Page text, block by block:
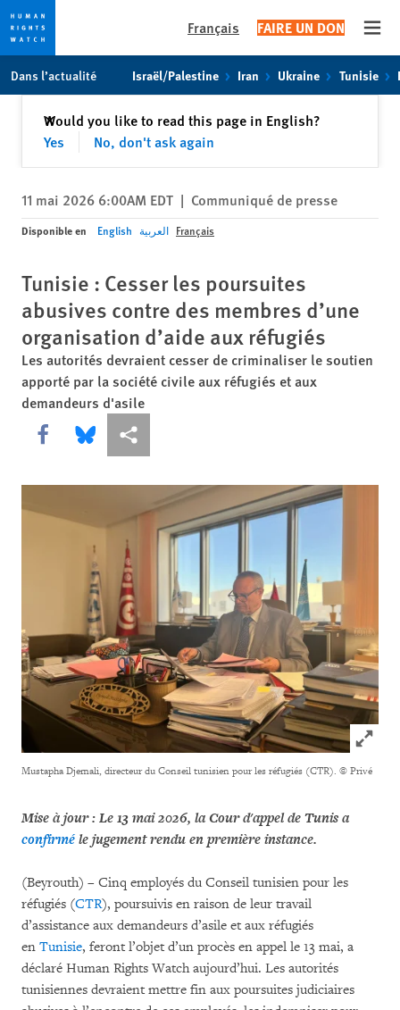
toto
content
Français FAIRE UN DON
Dans l’actualité Israël/Palestine Iran Ukraine Tunisie
Would you like to read this page in English?
Yes
No, don't ask again
✕Fermer
11 mai 2026 6:00AM EDT | Communiqué de presse
Disponible en English العربية Français
Tunisie : Cesser les poursuites
abusives contre des membres d’une
organisation d’aide aux réfugiés
Les autorités devraient cesser de criminaliser le soutien
apporté par la société civile aux réfugiés et aux
demandeurs d'asile
Share this via Facebook
Share this via Bluesky
Share this via Partagez
Click to
Mustapha Djemali, directeur du Conseil tunisien pour les réfugiés (CTR). © Privé
Mise à jour : Le 13 mai 2026, la Cour d'appel de Tunis a
confirmé le jugement rendu en première instance.
(Beyrouth) – Cinq employés du Conseil tunisien pour les
réfugiés (CTR), poursuivis en raison de leur travail
d’assistance aux demandeurs d’asile et aux réfugiés
en Tunisie, feront l’objet d’un procès en appel le 13 mai, a
déclaré Human Rights Watch aujourd’hui. Les autorités
tunisiennes devraient mettre fin aux poursuites judiciaires